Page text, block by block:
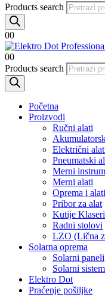
Products search
00
00
Products search
Početna
Proizvodi
Ručni alati
Električni
Pneumatski
Merni
Merni alati
Oprema i
Pribor za alat
Kutije
Radni stolovi
LZO (Lična
Solarna oprema
Solarni paneli
Solarni
Elektro Dot
Praćenje pošiljke